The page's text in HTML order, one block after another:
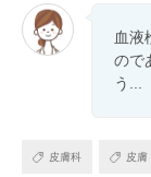
血液
ので
う...
皮膚科 皮膚